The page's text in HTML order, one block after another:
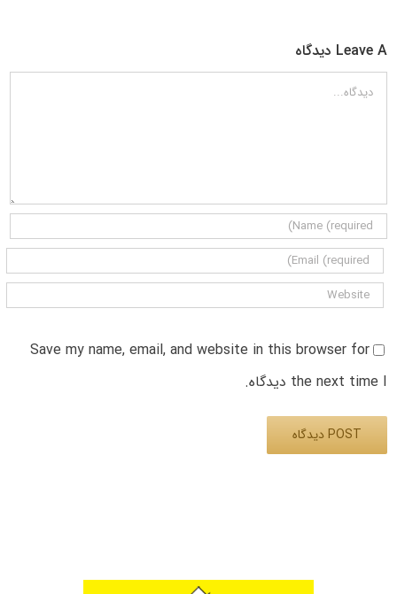
Leave A دیدگاه
دیدگاه
Save my name, email, and website in this browser for
the next time I دیدگاه.